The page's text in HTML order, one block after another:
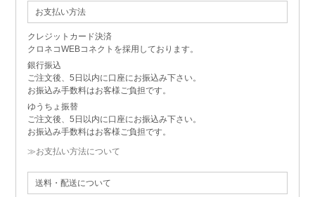
お支払い方法
クレジットカード決済
クロネコWEBコネクトを採用しております。
銀行振込
ご注文後、5日以内に口座にお振込み下さい。
お振込み手数料はお客様ご負担です。
ゆうちょ振替
ご注文後、5日以内に口座にお振込み下さい。
お振込み手数料はお客様ご負担です。
≫お支払い方法について
送料・配送について